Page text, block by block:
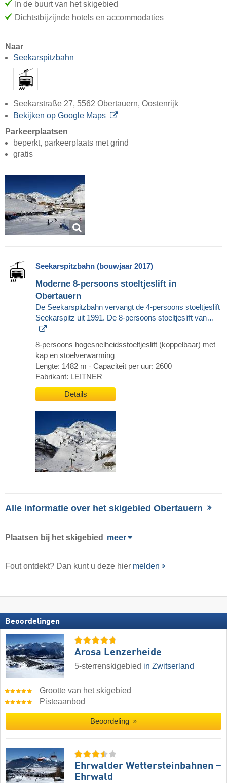
In de buurt van het skigebied
Dichtstbijzijnde hotels en accommodaties
Naar
Seekarspitzbahn
Seekarstraße 27, 5562 Obertauern, Oostenrijk
Bekijken op Google Maps
Parkeerplaatsen
beperkt, parkeerplaats met grind
gratis
Seekarspitzbahn (bouwjaar 2017)
Moderne 8-persoons stoeltjeslift in
Obertauern
De Seekarspitzbahn vervangt de 4-persoons stoeltjeslift
Seekarspitz uit 1991. De 8-persoons stoeltjeslift van…
8-persoons hogesnelheidsstoeltjeslift (koppelbaar) met
kap en stoelverwarming
Lengte: 1482 m · Capaciteit per uur: 2600
Fabrikant: LEITNER
Details
Alle informatie over het skigebied Obertauern
Plaatsen bij het skigebied meer
Fout ontdekt? Dan kunt u deze hier melden
Beoordelingen
Arosa Lenzerheide
5-sterrenskigebied in Zwitserland
Grootte van het skigebied
Pisteaanbod
Beoordeling
Ehrwalder Wettersteinbahnen –
Ehrwald